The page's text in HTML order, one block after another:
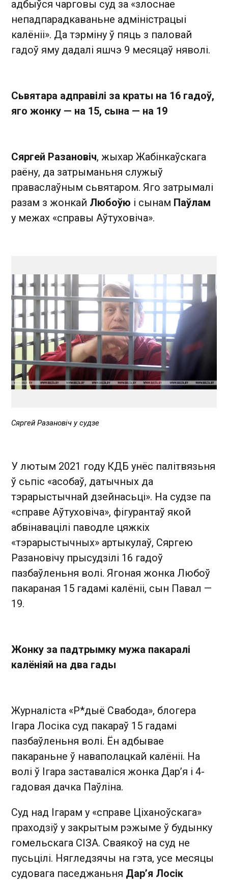
адбыўся чарговы суд за «злоснае
непадпарадкаваньне адміністрацыі
калёніі». Да тэрміну ў пяць з паловай
гадоў яму дадалі яшчэ 9 месяцаў няволі.
Сьвятара адправілі за краты на 16 гадоў,
яго жонку — на 15, сына — на 19
Сяргей Разановіч, жыхар Жабінкаўскага
раёну, да затрыманьня служыў
праваслаўным сьвятаром. Яго затрымалі
разам з жонкай Любоўю і сынам Паўлам
у межах «справы Аўтуховіча».
Сяргей Разановіч у судзе
У лютым 2021 году КДБ унёс палітвязьня
ў сьпіс «асобаў, датычных да
тэрарыстычнай дзейнасьці». На судзе па
«справе Аўтуховіча», фігурантаў якой
абвінавацілі паводле цяжкіх
«тэрарыстычных» артыкулаў, Сяргею
Разановічу прысудзілі 16 гадоў
пазбаўленьня волі. Ягоная жонка Любоў
пакараная 15 гадамі калёніі, сын Павал —
19.
Жонку за падтрымку мужа пакаралі
калёніяй на два гады
Журналіста «Р*дыё Свабода», блогера
Ігара Лосіка суд пакараў 15 гадамі
пазбаўленьня волі. Ён адбывае
пакараньне ў наваполацкай калёніі. На
волі ў Ігара заставаліся жонка Дар’я і 4-
гадовая дачка Паўліна.
Суд над Ігарам у «справе Ціханоўскага»
праходзіў у закрытым рэжыме ў будынку
гомельскага СІЗА. Сваякоў на суд не
пусьцілі. Нягледзячы на гэта, усе месяцы
судовага паседжаньня Дар’я Лосік